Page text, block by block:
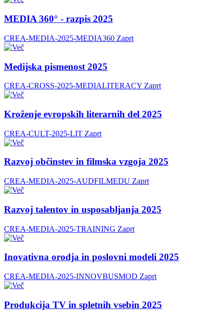
MEDIA 360° - razpis 2025
CREA-MEDIA-2025-MEDIA360 Zaprt
Medijska pismenost 2025
CREA-CROSS-2025-MEDIALITERACY Zaprt
Kroženje evropskih literarnih del 2025
CREA-CULT-2025-LIT Zaprt
Razvoj občinstev in filmska vzgoja 2025
CREA-MEDIA-2025-AUDFILMEDU Zaprt
Razvoj talentov in usposabljanja 2025
CREA-MEDIA-2025-TRAINING Zaprt
Inovativna orodja in poslovni modeli 2025
CREA-MEDIA-2025-INNOVBUSMOD Zaprt
Produkcija TV in spletnih vsebin 2025